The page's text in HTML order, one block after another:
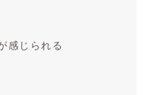
感じられる